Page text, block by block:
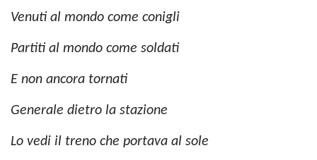
Venuti al mondo come conigli
Partiti al mondo come soldati
E non ancora tornati
Generale dietro la stazione
Lo vedi il treno che portava al sole